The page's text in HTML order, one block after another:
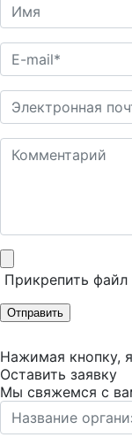
Прикрепить файл
Отправить
Нажимая кнопку,
Оставить заявку
Мы свяжемся с